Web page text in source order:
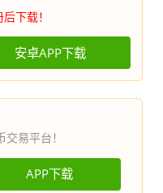
下载！
安卓APP下载
易平台！
APP下载